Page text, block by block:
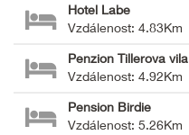
Hotel Labe
Vzdálenost: 4.83Km
Penzion Tillerova vila
Vzdálenost: 4.92Km
Pension Birdie
Vzdálenost: 5.26Km